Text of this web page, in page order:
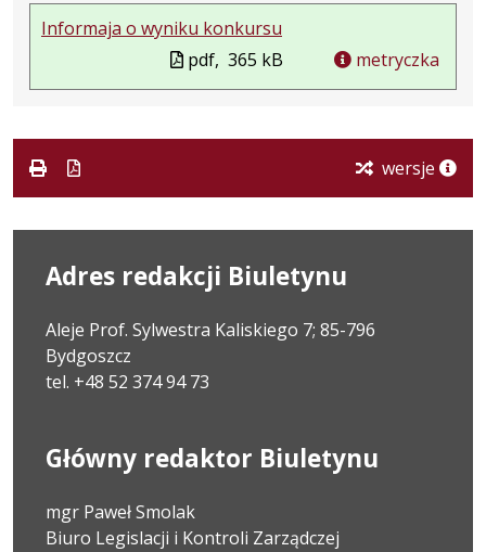
Informaja o wyniku konkursu
pdf, 365 kB metryczka
wersje
Adres redakcji Biuletynu
Aleje Prof. Sylwestra Kaliskiego 7; 85-796
Bydgoszcz
tel. +48 52 374 94 73
Główny redaktor Biuletynu
mgr Paweł Smolak
Biuro Legislacji i Kontroli Zarządczej